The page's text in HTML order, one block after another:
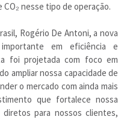
nesse tipo de operação.
Rogério De Antoni, a nova
em eficiência e
foi projetada com foco em
ampliar nossa capacidade de
o mercado com ainda mais
que fortalece nossa
para nossos clientes,